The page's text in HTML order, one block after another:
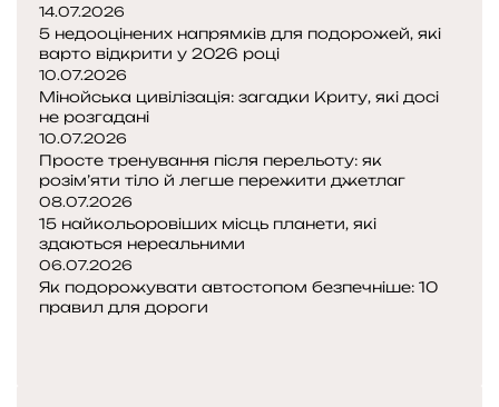
м
и
й
н
е
и
т
р
а
т
и
т
14.07.2026
5 недооцінених напрямків для подорожей, які
варто відкрити у 2026 році
10.07.2026
Мінойська цивілізація: загадки Криту, які досі
не розгадані
10.07.2026
Просте тренування після перельоту: як
розім’яти тіло й легше пережити джетлаг
08.07.2026
15 найкольоровіших місць планети, які
здаються нереальними
06.07.2026
Як подорожувати автостопом безпечніше: 10
правил для дороги